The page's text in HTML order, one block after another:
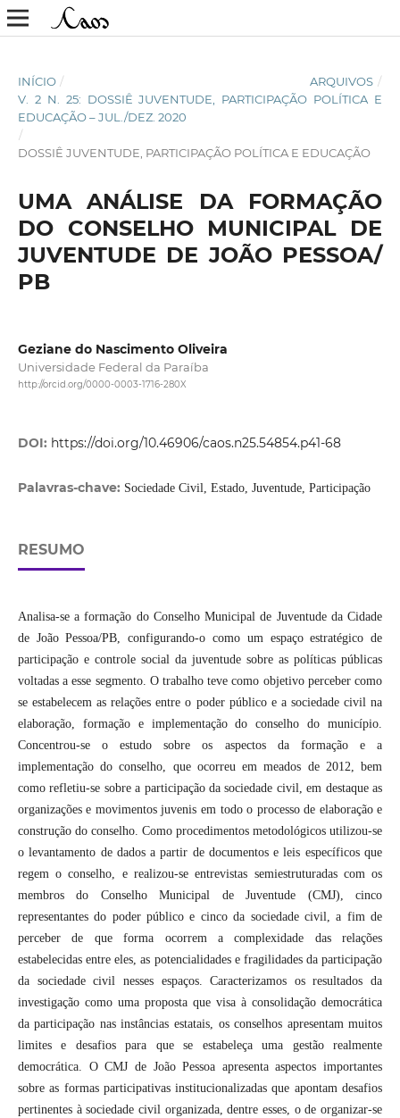
INÍCIO / ARQUIVOS /
V. 2 N. 25: DOSSIÊ JUVENTUDE, PARTICIPAÇÃO POLÍTICA E
EDUCAÇÃO – JUL./DEZ. 2020
/
DOSSIÊ JUVENTUDE, PARTICIPAÇÃO POLÍTICA E EDUCAÇÃO
UMA ANÁLISE DA FORMAÇÃO
DO CONSELHO MUNICIPAL DE
JUVENTUDE DE JOÃO PESSOA/
PB
Geziane do Nascimento Oliveira
Universidade Federal da Paraíba
http://orcid.org/0000-0003-1716-280X
DOI: https://doi.org/10.46906/caos.n25.54854.p41-68
Palavras-chave: Sociedade Civil, Estado, Juventude, Participação
RESUMO
Analisa-se a formação do Conselho Municipal de Juventude da Cidade
de João Pessoa/PB, configurando-o como um espaço estratégico de
participação e controle social da juventude sobre as políticas públicas
voltadas a esse segmento. O trabalho teve como objetivo perceber como
se estabelecem as relações entre o poder público e a sociedade civil na
elaboração, formação e implementação do conselho do município.
Concentrou-se o estudo sobre os aspectos da formação e a
implementação do conselho, que ocorreu em meados de 2012, bem
como refletiu-se sobre a participação da sociedade civil, em destaque as
organizações e movimentos juvenis em todo o processo de elaboração e
construção do conselho. Como procedimentos metodológicos utilizou-se
o levantamento de dados a partir de documentos e leis específicos que
regem o conselho, e realizou-se entrevistas semiestruturadas com os
membros do Conselho Municipal de Juventude (CMJ), cinco
representantes do poder público e cinco da sociedade civil, a fim de
perceber de que forma ocorrem a complexidade das relações
estabelecidas entre eles, as potencialidades e fragilidades da participação
da sociedade civil nesses espaços. Caracterizamos os resultados da
investigação como uma proposta que visa à consolidação democrática
da participação nas instâncias estatais, os conselhos apresentam muitos
limites e desafios para que se estabeleça uma gestão realmente
democrática. O CMJ de João Pessoa apresenta aspectos importantes
sobre as formas participativas institucionalizadas que apontam desafios
pertinentes à sociedade civil organizada, dentre esses, o de organizar-se